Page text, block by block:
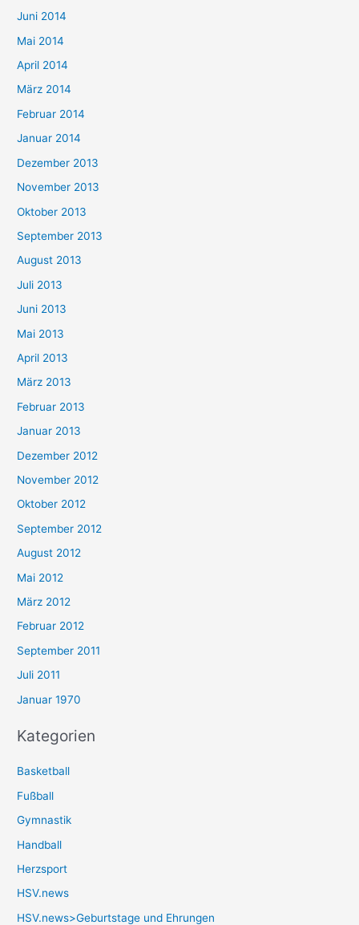
Juni 2014
Mai 2014
April 2014
März 2014
Februar 2014
Januar 2014
Dezember 2013
November 2013
Oktober 2013
September 2013
August 2013
Juli 2013
Juni 2013
Mai 2013
April 2013
März 2013
Februar 2013
Januar 2013
Dezember 2012
November 2012
Oktober 2012
September 2012
August 2012
Mai 2012
März 2012
Februar 2012
September 2011
Juli 2011
Januar 1970
Kategorien
Basketball
Fußball
Gymnastik
Handball
Herzsport
HSV.news
HSV.news>Geburtstage und Ehrungen